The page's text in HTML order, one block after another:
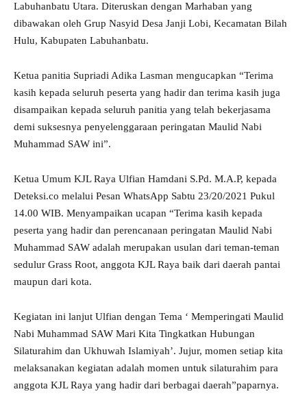
Labuhanbatu Utara. Diteruskan dengan Marhaban yang
dibawakan oleh Grup Nasyid Desa Janji Lobi, Kecamatan Bilah
Hulu, Kabupaten Labuhanbatu.
Ketua panitia Supriadi Adika Lasman mengucapkan “Terima
kasih kepada seluruh peserta yang hadir dan terima kasih juga
disampaikan kepada seluruh panitia yang telah bekerjasama
demi suksesnya penyelenggaraan peringatan Maulid Nabi
Muhammad SAW ini”.
Ketua Umum KJL Raya Ulfian Hamdani S.Pd. M.A.P, kepada
Deteksi.co melalui Pesan WhatsApp Sabtu 23/20/2021 Pukul
14.00 WIB. Menyampaikan ucapan “Terima kasih kepada
peserta yang hadir dan perencanaan peringatan Maulid Nabi
Muhammad SAW adalah merupakan usulan dari teman-teman
sedulur Grass Root, anggota KJL Raya baik dari daerah pantai
maupun dari kota.
Kegiatan ini lanjut Ulfian dengan Tema ‘ Memperingati Maulid
Nabi Muhammad SAW Mari Kita Tingkatkan Hubungan
Silaturahim dan Ukhuwah Islamiyah’. Jujur, momen setiap kita
melaksanakan kegiatan adalah momen untuk silaturahim para
anggota KJL Raya yang hadir dari berbagai daerah”paparnya.